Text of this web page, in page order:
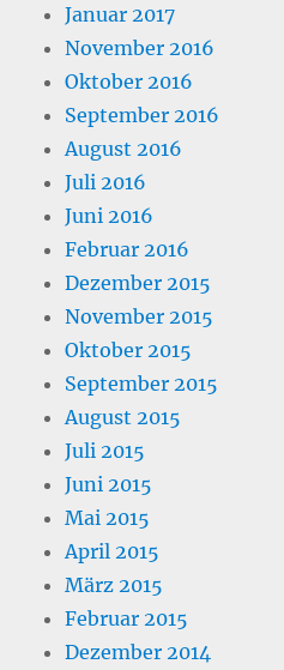
Januar 2017
November 2016
Oktober 2016
September 2016
August 2016
Juli 2016
Juni 2016
Februar 2016
Dezember 2015
November 2015
Oktober 2015
September 2015
August 2015
Juli 2015
Juni 2015
Mai 2015
April 2015
März 2015
Februar 2015
Dezember 2014